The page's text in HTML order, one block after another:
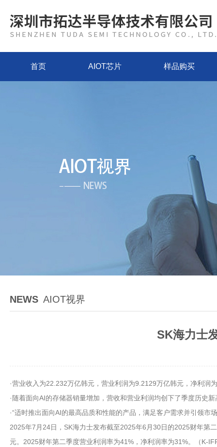
首页 AIOT芯片 样品购买
NEWS AIOT视界
SK海力士
·营业收入为22.232万亿韩元，营业利润为9.2129万亿韩元，净利润
·随着面向AI的存储器销量增加，营收和营业利润均创下了季度历史新
·“适时推出面向AI的最高品质和性能的产品，满足客户需求并引领市
2025年7月24日，SK海力士发布截至2025年6月30日的2025财年第
元。2025财年第二季度营业利润率为41%，净利润率为31%。（K-